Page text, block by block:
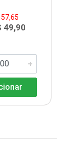
57,65
49,90